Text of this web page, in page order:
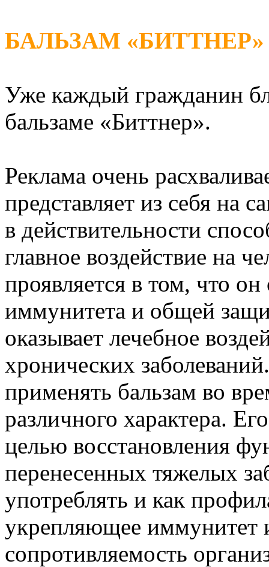
БАЛЬЗАМ «БИТТНЕР»
Уже каждый гражданин
бальзаме «Биттнер».
Реклама очень
представляет из себя на
в действительности
главное воздействие на
проявляется в том, что
иммунитета и общей
оказывает лечебное
хронических
применять бальзам во
различного характера.
целью восстановления
перенесенных тяжелых
употреблять и как
укрепляющее
сопротивляемость